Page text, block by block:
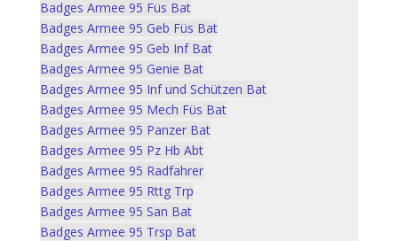
Badges Armee 95 Füs Bat
Badges Armee 95 Geb Füs Bat
Badges Armee 95 Geb Inf Bat
Badges Armee 95 Genie Bat
Badges Armee 95 Inf und Schützen Bat
Badges Armee 95 Mech Füs Bat
Badges Armee 95 Panzer Bat
Badges Armee 95 Pz Hb Abt
Badges Armee 95 Radfahrer
Badges Armee 95 Rttg Trp
Badges Armee 95 San Bat
Badges Armee 95 Trsp Bat